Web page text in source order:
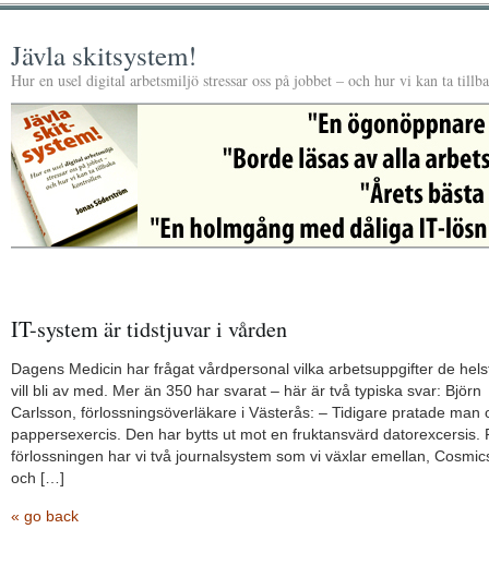
Jävla skitsystem!
Hur en usel digital arbetsmiljö stressar oss på jobbet – och hur vi kan ta
IT-system är tidstjuvar i vården
Dagens Medicin har frågat vårdpersonal vilka arbetsuppgifter de
vill bli av med. Mer än 350 har svarat – här är två typiska svar: Björn
Carlsson, förlossnings­överläkare i Västerås: – Tidigare pratade man
pappersexercis. Den har bytts ut mot en fruktansvärd datorexcersis.
förlossningen har vi två journalsystem som vi växlar emellan,
och […]
« go back